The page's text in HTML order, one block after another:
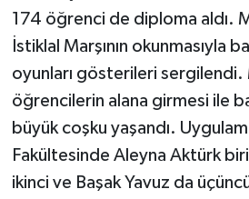
174 öğrenci de diploma aldı.
İstiklal Marşının okunmasıyla
oyunları gösterileri sergilendi.
öğrencilerin alana girmesi ile
büyük coşku yaşandı.
Fakültesinde Aleyna Aktürk
ikinci ve Başak Yavuz da
İNSAN
İş Dünyası
Jandarma
Kadın